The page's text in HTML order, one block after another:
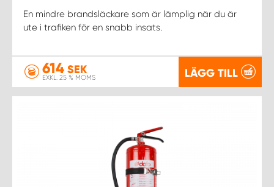
En mindre brandsläckare som är lämplig när du är
ute i trafiken för en snabb insats.
614 SEK
EXKL. 25 % MOMS LÄGG TILL
WORK SYSTEM VÄRNAMO
WORK SYSTEM VÄXJÖ